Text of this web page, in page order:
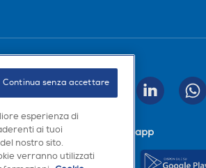
Seguici sui social
Scarica la nostra app
esperienza di
ai tuoi
nostro sito.
verranno utilizzati
Continua senza accettare